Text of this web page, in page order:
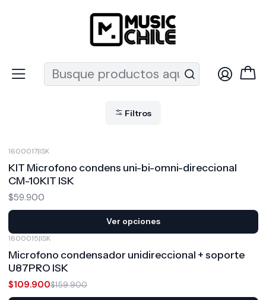
Recuerda que ahora nos puedes encontrar en el MUT
Micrófonos Micrófonos Condensador
Micrófonos Condensador
Filtros
1600017|ISK
KIT Microfono condens uni-bi-omni-direccional
CM-10KIT ISK
$59.900
Ver opciones
1600015|ISK
Microfono condensador unidireccional + soporte
U87PRO ISK
$109.900$159.900